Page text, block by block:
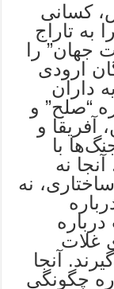
کسانی
به تاراج
جهان” را
ارودی
داران
“صلح” و
آفریقا و
با
نه
نه
غلات
آنجا
چگونگی